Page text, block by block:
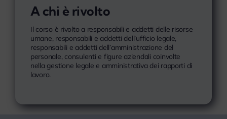
A chi è rivolto
Il corso è rivolto a responsabili e addetti delle risorse
umane, responsabili e addetti dell’ufficio legale,
responsabili e addetti dell’amministrazione del
personale, consulenti e figure aziendali coinvolte
nella gestione legale e amministrativa dei rapporti di
lavoro.